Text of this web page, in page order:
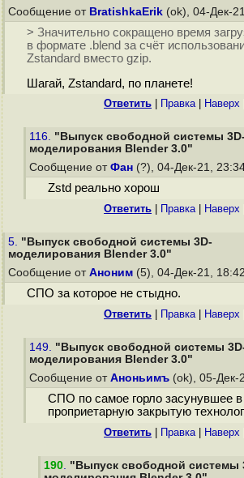
Сообщение от BratishkaErik (ok), 04-Дек-
> Значительно сокращено время
в формате .blend за счёт
Zstandard вместо gzip.
Шагай, Zstandard, по планете!
Ответить Правка| Наверх
116. "Выпуск свободной системы 3D-
моделирования Blender 3.0"
Сообщение от Фан (?), 04-Дек-21,
Zstd реально хорош
Ответить Правка| Наверх
5. "Выпуск свободной системы 3D-
моделирования Blender 3.0"
Сообщение от Аноним (5), 04-Дек-21, 18:42
СПО за которое не стыдно.
Ответить Правка| Наверх
149. "Выпуск свободной системы
моделирования Blender 3.0"
Сообщение от Аноньимъ (ok), 05-Дек-
СПО по самое горло засунувшее в
проприетарную закрытую
Ответить Правка| Наверх
190. "Выпуск свободной системы